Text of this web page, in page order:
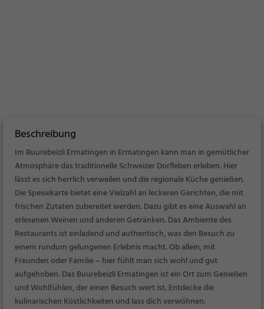
Beschreibung
Im Buurebeizli Ermatingen in Ermatingen kann man in gemütlicher
Atmosphäre das traditionelle Schweizer Dorfleben erleben. Hier
lässt es sich herrlich verweilen und die regionale Küche genießen.
Die Speisekarte bietet eine Vielzahl an leckeren Gerichten, die mit
frischen Zutaten zubereitet werden. Dazu gibt es eine Auswahl an
erlesenen Weinen und anderen Getränken. Das Ambiente des
Restaurants ist einladend und authentisch, was den Besuch zu
einem rundum gelungenen Erlebnis macht. Ob allein, mit
Freunden oder Familie – hier fühlt man sich wohl und gut
aufgehoben. Das Buurebeizli Ermatingen ist ein Ort zum Genießen
und Wohlfühlen, der einen Besuch wert ist. Entdecke die
kulinarischen Köstlichkeiten und lass dich verwöhnen.